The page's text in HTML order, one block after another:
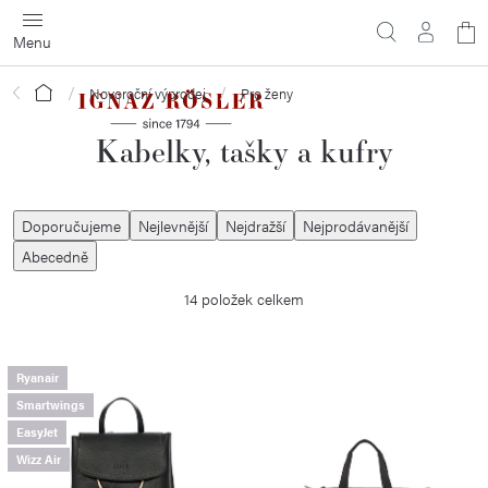
Přejít
na
obsah
Domů Novoroční výprodej Pro ženy
Kabelky, tašky a kufry
Ř
a
z
í
p
r
o
Doporučujeme Nejlevnější Nejdražší
Nejprodávanější
Abecedně
14 položek celkem
V
ý
p
Ryanair
Smartwings
EasyJet
Wizz Air